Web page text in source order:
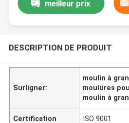
meilleur prix
DESCRIPTION DE PRODUIT
Surligner:
moulin à
moulures
moulin à
Certification ISO 9001